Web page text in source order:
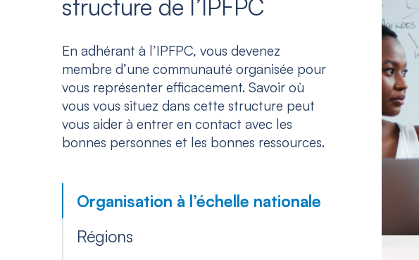
structure de l’IPFPC
En adhérant à l’IPFPC, vous devenez
membre d’une communauté organisée pour
vous représenter efficacement. Savoir où
vous vous situez dans cette structure peut
vous aider à entrer en contact avec les
bonnes personnes et les bonnes ressources.
Organisation à l’échelle nationale
Régions